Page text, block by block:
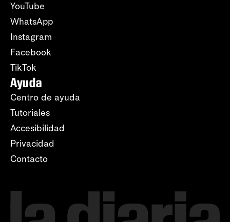
YouTube
WhatsApp
Instagram
Facebook
TikTok
Ayuda
Centro de ayuda
Tutoriales
Accesibilidad
Privacidad
Contacto